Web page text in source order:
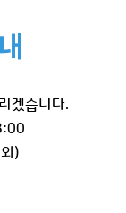
겠습니다.
)